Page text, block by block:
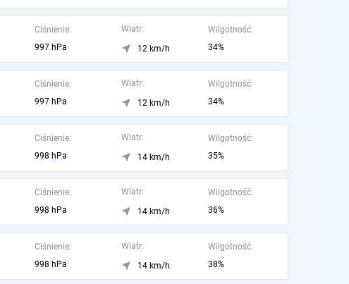
Ciśnienie:
997 hPa
Wiatr:
12 km/h
Wilgotność:
34%
Ciśnienie:
997 hPa
Wiatr:
12 km/h
Wilgotność:
34%
Ciśnienie:
998 hPa
Wiatr:
14 km/h
Wilgotność:
35%
Ciśnienie:
998 hPa
Wiatr:
14 km/h
Wilgotność:
36%
Ciśnienie:
998 hPa
Wiatr:
14 km/h
Wilgotność:
38%